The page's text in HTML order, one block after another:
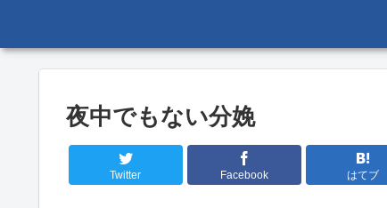
夜中でもない分娩
Twitter Facebook はてブ